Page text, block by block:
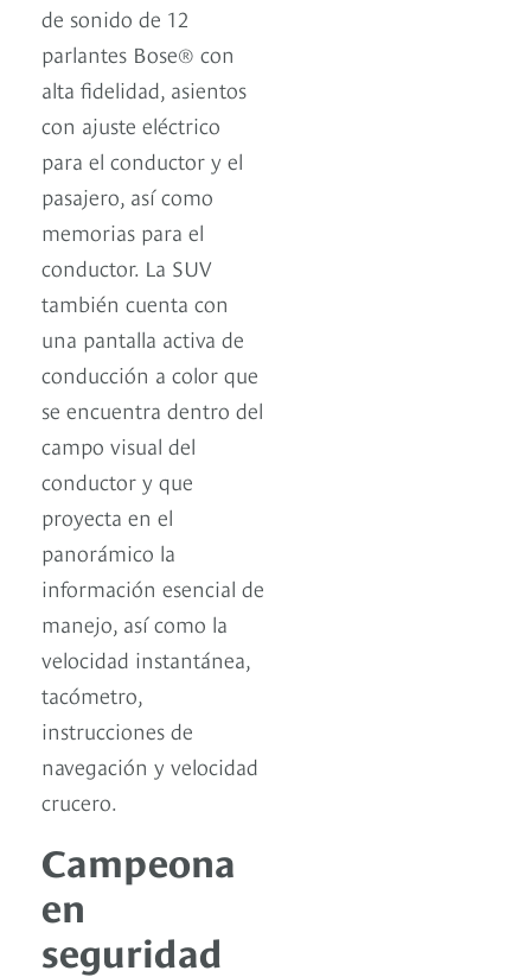
de sonido de 12
parlantes Bose® con
alta fidelidad, asientos
con ajuste eléctrico
para el conductor y el
pasajero, así como
memorias para el
conductor. La SUV
también cuenta con
una pantalla activa de
conducción a color que
se encuentra dentro del
campo visual del
conductor y que
proyecta en el
panorámico la
información esencial de
manejo, así como la
velocidad instantánea,
tacómetro,
instrucciones de
navegación y velocidad
crucero.
Campeona
en
seguridad